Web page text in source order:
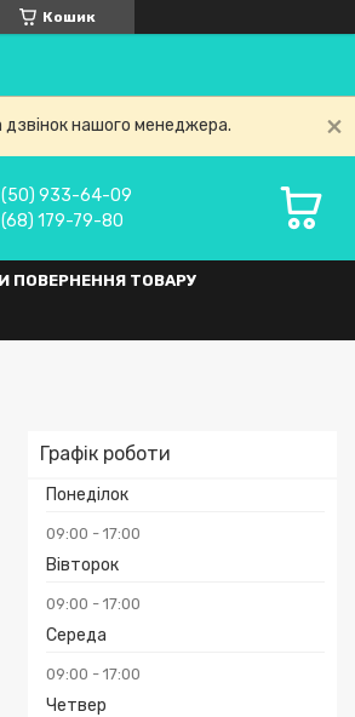
Кошик
дзвінок нашого менеджера.
933-64-09
179-79-80
ПОВЕРНЕННЯ ТОВАРУ
Графік роботи
Понеділок
09:00 17:00
Вівторок
09:00 17:00
Середа
09:00 17:00
Четвер